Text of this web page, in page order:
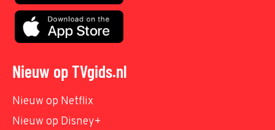
Nieuw op TVgids.nl
Nieuw op Netflix
Nieuw op Disney+